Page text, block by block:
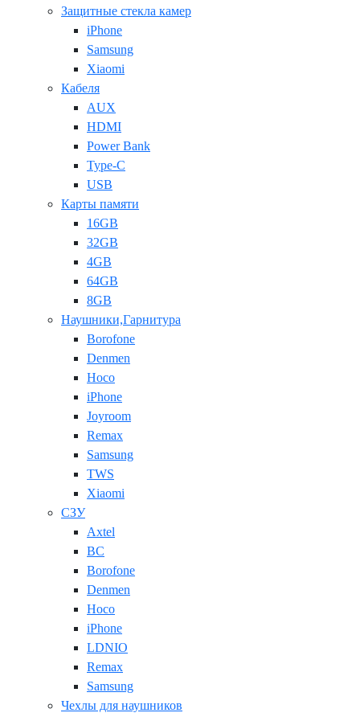
Защитные стекла камер
iPhone
Samsung
Xiaomi
Кабеля
AUX
HDMI
Power Bank
Type-C
USB
Карты памяти
16GB
32GB
4GB
64GB
8GB
Наушники,Гарнитура
Borofone
Denmen
Hoco
iPhone
Joyroom
Remax
Samsung
TWS
Xiaomi
СЗУ
Axtel
BC
Borofone
Denmen
Hoco
iPhone
LDNIO
Remax
Samsung
Чехлы для наушников